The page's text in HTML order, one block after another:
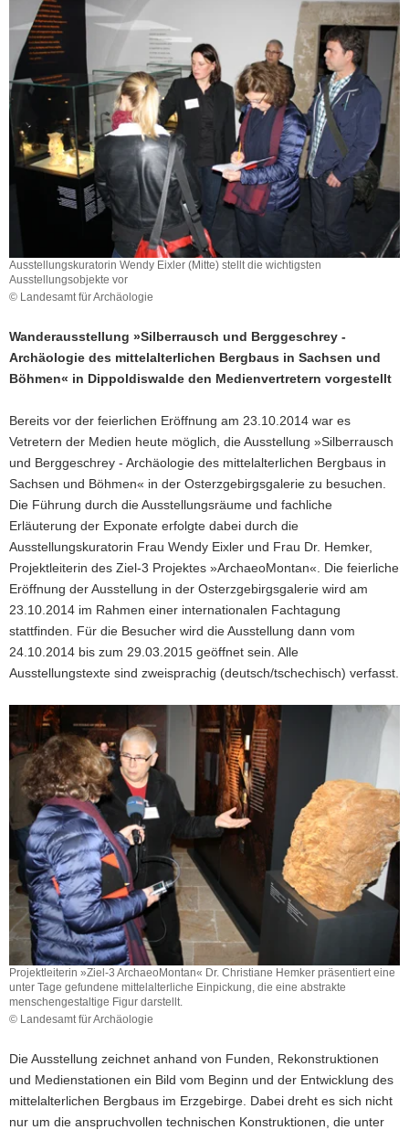
i
g
t
i
o
Ausstellungskuratorin Wendy Eixler (Mitte) stellt die wichtigsten
Ausstellungsobjekte vor
© Landesamt für Archäologie
Wanderausstellung »Silberrausch und Berggeschrey -
Archäologie des mittelalterlichen Bergbaus in Sachsen und
Böhmen« in Dippoldiswalde den Medienvertretern vorgestellt
Bereits vor der feierlichen Eröffnung am 23.10.2014 war es
Vetretern der Medien heute möglich, die Ausstellung »Silberrausch
und Berggeschrey - Archäologie des mittelalterlichen Bergbaus in
Sachsen und Böhmen« in der Osterzgebirgsgalerie zu besuchen.
Die Führung durch die Ausstellungsräume und fachliche
Erläuterung der Exponate erfolgte dabei durch die
Ausstellungskuratorin Frau Wendy Eixler und Frau Dr. Hemker,
Projektleiterin des Ziel-3 Projektes »ArchaeoMontan«. Die feierliche
Eröffnung der Ausstellung in der Osterzgebirgsgalerie wird am
23.10.2014 im Rahmen einer internationalen Fachtagung
stattfinden. Für die Besucher wird die Ausstellung dann vom
24.10.2014 bis zum 29.03.2015 geöffnet sein. Alle
Ausstellungstexte sind zweisprachig (deutsch/tschechisch) verfasst.
Projektleiterin »Ziel-3 ArchaeoMontan« Dr. Christiane Hemker präsentiert eine
unter Tage gefundene mittelalterliche Einpickung, die eine abstrakte
menschengestaltige Figur darstellt.
© Landesamt für Archäologie
»Ziel-
ArchaeoMontan«
Dr.
Christiane
Die Ausstellung zeichnet anhand von Funden, Rekonstruktionen
und Medienstationen ein Bild vom Beginn und der Entwicklung des
mittelalterlichen Bergbaus im Erzgebirge. Dabei dreht es sich nicht
nur um die anspruchvollen technischen Konstruktionen, die unter